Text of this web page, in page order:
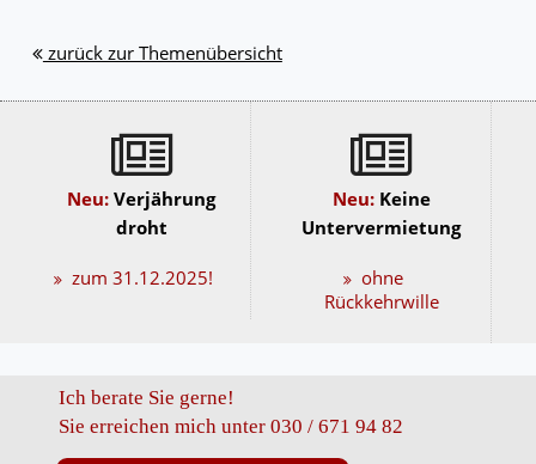
zurück zur Themenübersicht
Neu:Verjährung
droht
zum 31.12.2025!
Neu: Keine
Untervermietung
ohne
Rückkehrwille
Ich berate Sie gerne!
Sie erreichen mich unter 030 / 671 94 82